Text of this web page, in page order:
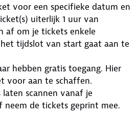
voor een specifieke datum en
uiterlijk 1 uur van
af om je tickets enkele
tijdslot van start gaat aan te
hebben gratis toegang. Hier
voor aan te schaffen.
scannen vanaf je
de tickets geprint mee.